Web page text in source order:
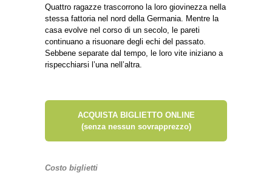
Quattro ragazze trascorrono la loro giovinezza nella
stessa fattoria nel nord della Germania. Mentre la
casa evolve nel corso di un secolo, le pareti
continuano a risuonare degli echi del passato.
Sebbene separate dal tempo, le loro vite iniziano a
rispecchiarsi l’una nell’altra.
ACQUISTA BIGLIETTO ONLINE
(senza nessun sovrapprezzo)
Costo biglietti